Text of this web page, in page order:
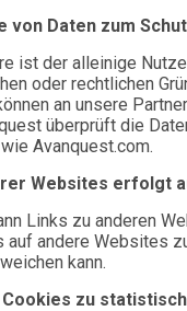
von Daten zum
ist der alleinige
oder rechtlichen
an unsere
überprüft die
Avanquest.com.
Websites erfolgt
Links zu anderen
auf andere Websites
kann.
zu